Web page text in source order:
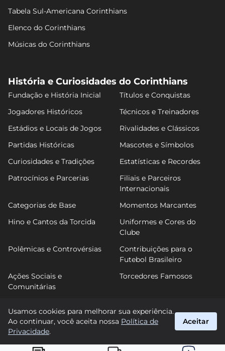
Tabela Sul-Americana Corinthians
Elenco do Corinthians
Músicas do Corinthians
História e Curiosidades do Corinthians
Fundação e História Inicial
Títulos e Conquistas
Jogadores Históricos
Técnicos e Treinadores
Estádios e Locais de Jogos
Rivalidades e Clássicos
Partidas Históricas
Mascotes e Símbolos
Curiosidades e Tradições
Estatísticas e Recordes
Patrocínios e Parcerias
Filiais e Parceiros
Internacionais
Categorias de Base
Momentos Marcantes
Hino e Cantos da Torcida
Uniformes e Cores do
Clube
Polêmicas e Controvérsias
Contribuições para o
Futebol Brasileiro
Ações Sociais e
Comunitárias
Torcedores Famosos
FuTimão
Usamos cookies para melhorar sua experiência.
Ao continuar, você aceita nossa Política de
Privacidade.
Aceitar